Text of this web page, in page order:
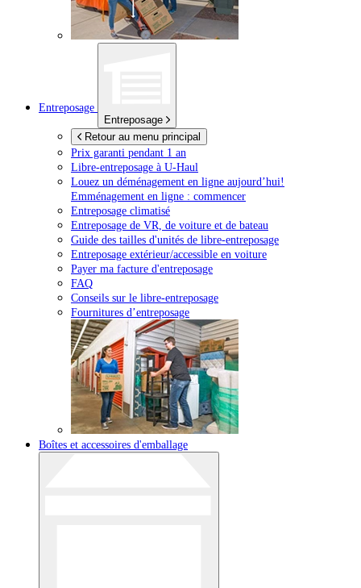
Entreposage
Entreposage
Retour au menu principal
Prix garanti pendant 1 an
Libre-entreposage à U-Haul
Louez un déménagement en ligne aujourd’hui!
Emménagement en ligne : commencer
Entreposage climatisé
Entreposage de VR, de voiture et de bateau
Guide des tailles d'unités de libre-entreposage
Entreposage extérieur/accessible en voiture
Payer ma facture d'entreposage
FAQ
Conseils sur le libre-entreposage
Fournitures d’entreposage
Boîtes et accessoires d'emballage